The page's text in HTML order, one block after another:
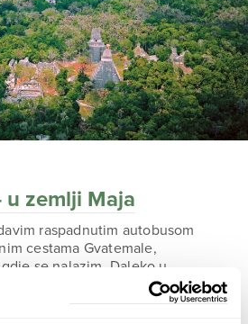
u zemlji Maja
raspadnutim autobusom
cestama Gvatemale,
se nalazim. Daleko u
amerike, civilizacija polako
divljine.